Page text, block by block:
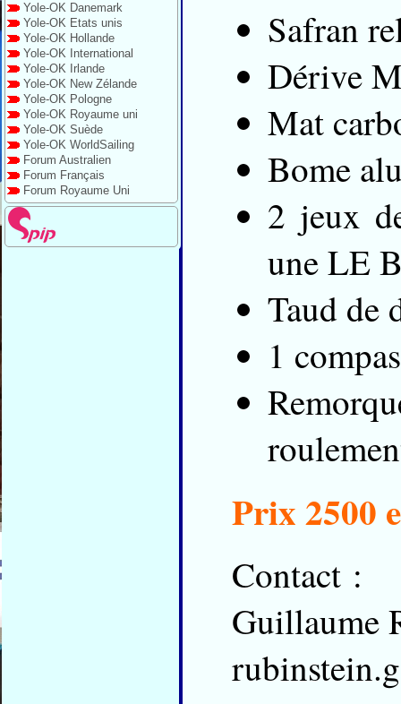
Yole-OK Danemark
Yole-OK Etats unis
Yole-OK Hollande
Yole-OK International
Yole-OK Irlande
Yole-OK New Zélande
Yole-OK Pologne
Yole-OK Royaume uni
Yole-OK Suède
Yole-OK WorldSailing
Forum Australien
Forum Français
Forum Royaume Uni
Safran
Dérive
Mat
Bome
2 jeux
une LE
Taud de
1
Prix 2500
Contact :
Guillaume